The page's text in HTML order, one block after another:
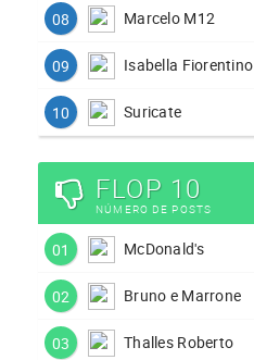
08 Marcelo M12
09 Isabella Fiorentino
10 Suricate
FLOP 10
NÚMERO DE POSTS
01 McDonald's
02 Bruno e Marrone
03 Thalles Roberto